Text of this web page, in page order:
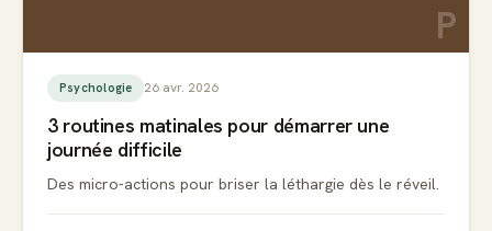
P
Psychologie 26 avr. 2026
3 routines matinales pour démarrer une
journée difficile
Des micro-actions pour briser la léthargie dès le réveil.